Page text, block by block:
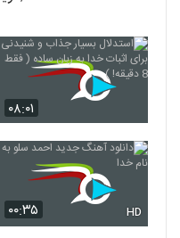
۷۵۰ بازدید
۰۸:۰۱
۰۰:۳۵ HD